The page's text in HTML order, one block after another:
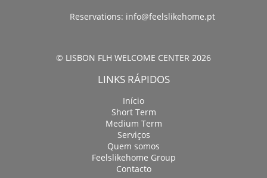
Reservations: info@feelslikehome.pt
© LISBON FLH WELCOME CENTER 2026
LINKS RÁPIDOS
Início
Short Term
Medium Term
Serviços
Quem somos
Feelslikehome Group
Contacto